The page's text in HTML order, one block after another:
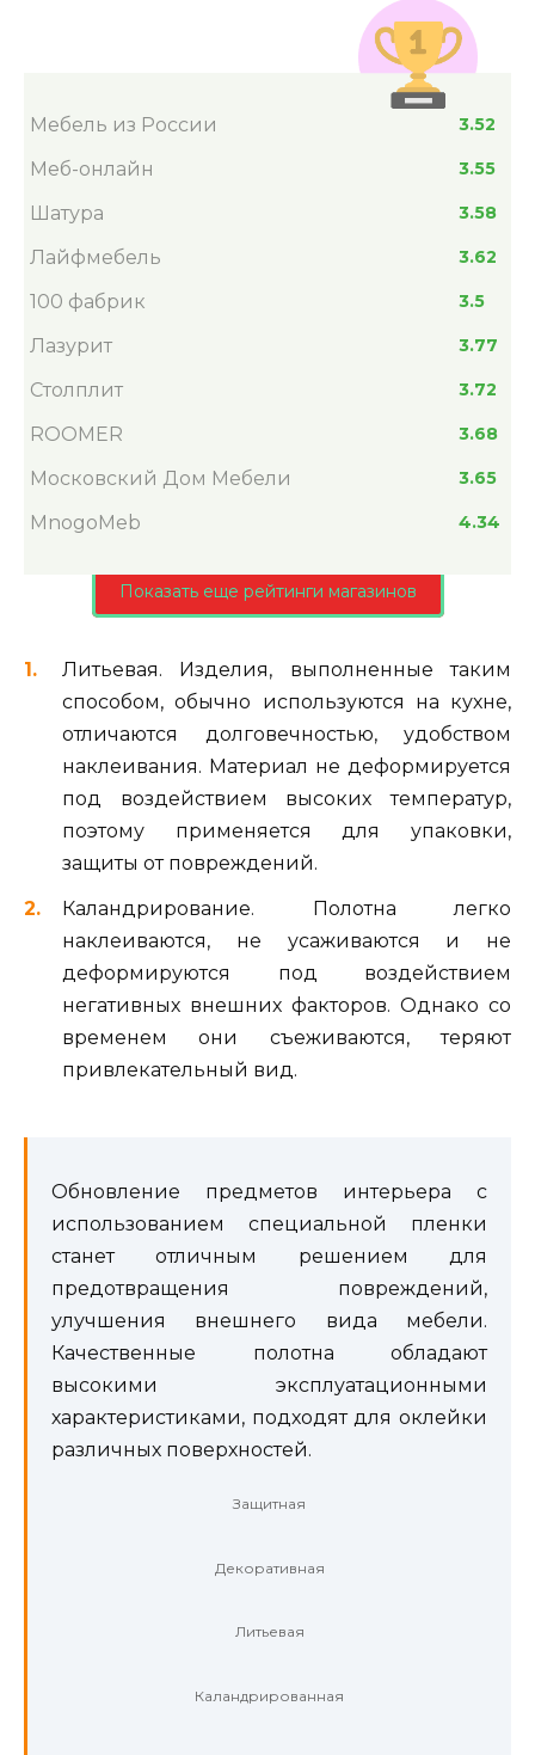
Мебель из России 3.52
Меб-онлайн 3.55
Шатура 3.58
Лайфмебель 3.62
100 фабрик 3.5
Лазурит 3.77
Столплит 3.72
ROOMER 3.68
Московский Дом Мебели 3.65
MnogoMeb 4.34
Показать еще рейтинги магазинов
Литьевая. Изделия, выполненные таким
способом, обычно используются на кухне,
отличаются долговечностью, удобством
наклеивания. Материал не деформируется
под воздействием высоких температур,
поэтому применяется для упаковки,
защиты от повреждений.
Каландрирование. Полотна легко
наклеиваются, не усаживаются и не
деформируются под воздействием
негативных внешних факторов. Однако со
временем они съеживаются, теряют
привлекательный вид.
Обновление предметов интерьера с
использованием специальной пленки
станет отличным решением для
предотвращения повреждений,
улучшения внешнего вида мебели.
Качественные полотна обладают
высокими эксплуатационными
характеристиками, подходят для оклейки
различных поверхностей.
Защитная
Декоративная
Литьевая
Каландрированная